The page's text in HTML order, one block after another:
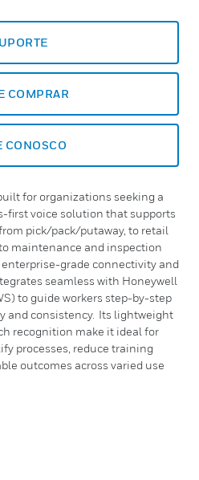
COMPRAR
CONOSCO
for organizations seeking a
first voice solution that supports
pick/pack/putaway, to retail
maintenance and inspection
grade connectivity and
seamless with Honeywell
to guide workers step-by-step
and consistency. Its lightweight
recognition make it ideal for
processes, reduce training
outcomes across varied use